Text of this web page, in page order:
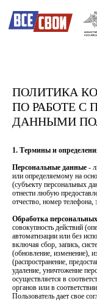
ПОЛИТИКА
ПО РАБОТЕ С
ДАННЫМИ
1. Термины и
Персональные данные -
или определяемому на
(субъекту персональных
отнести любую
отчество, номер
Обработка
совокупность действий
автоматизации или без
включая сбор, запись,
(обновление, изменение),
(распространение,
удаление, уничтожение
осуществляется в
органов или в
Пользователь дает свое